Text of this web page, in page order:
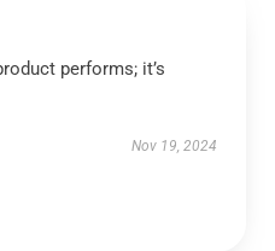
performs; it’s
Nov 19, 2024